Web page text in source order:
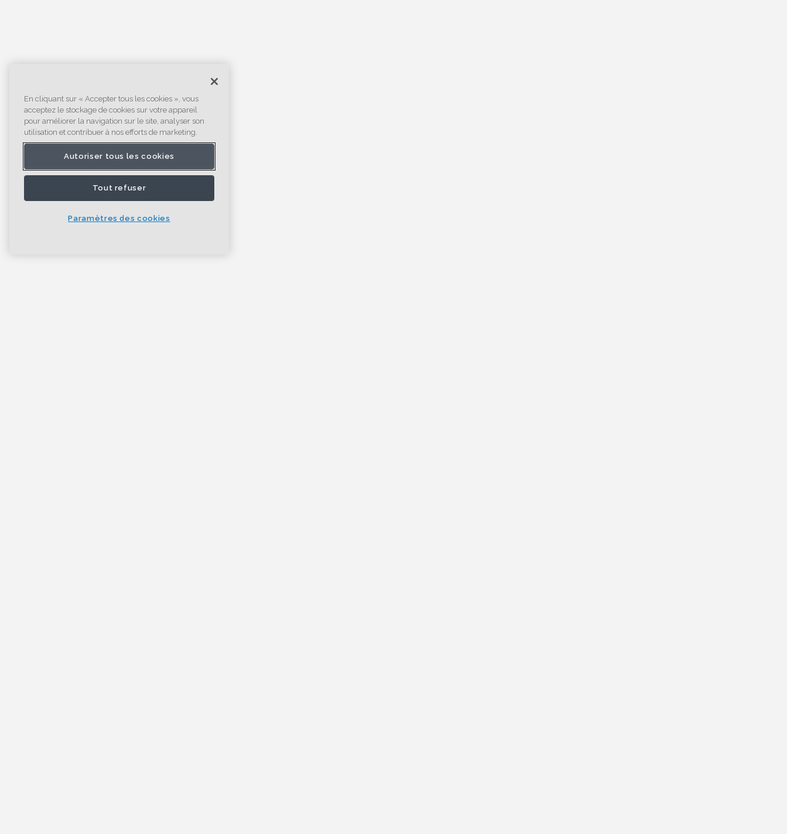
En cliquant sur « Accepter tous les cookies », vous
acceptez le stockage de cookies sur votre appareil
pour améliorer la navigation sur le site, analyser son
utilisation et contribuer à nos efforts de marketing.
Autoriser tous les cookies
Tout refuser
Paramètres des cookies